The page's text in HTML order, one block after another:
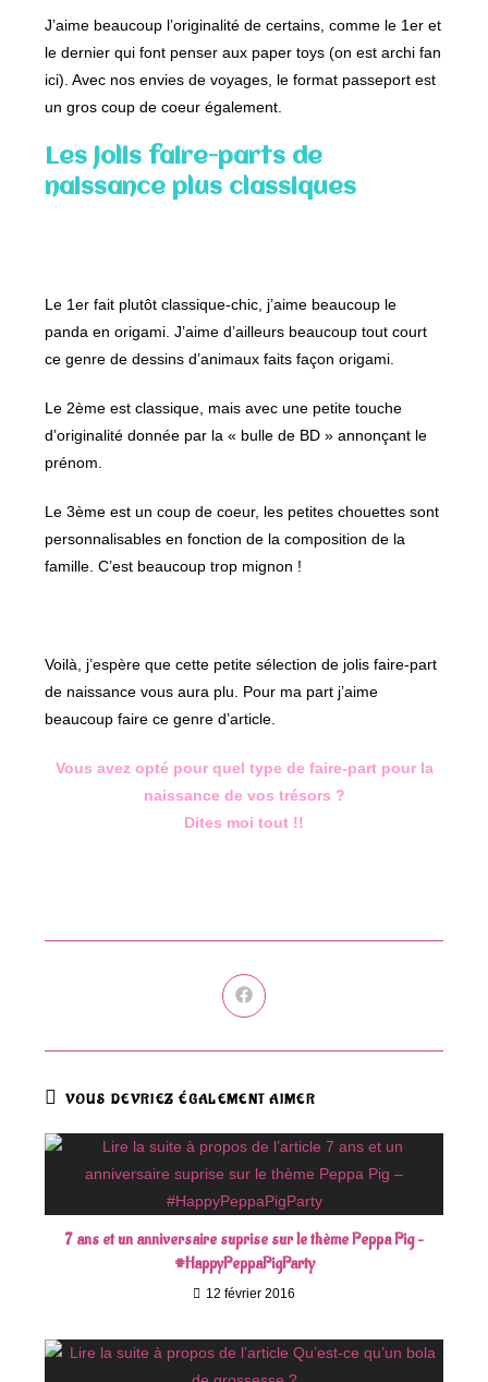
J’aime beaucoup l’originalité de certains, comme le 1er et
le dernier qui font penser aux paper toys (on est archi fan
ici). Avec nos envies de voyages, le format passeport est
un gros coup de coeur également.
Les jolis faire-parts de
naissance plus classiques
Le 1er fait plutôt classique-chic, j’aime beaucoup le
panda en origami. J’aime d’ailleurs beaucoup tout court
ce genre de dessins d’animaux faits façon origami.
Le 2ème est classique, mais avec une petite touche
d’originalité donnée par la « bulle de BD » annonçant le
prénom.
Le 3ème est un coup de coeur, les petites chouettes sont
personnalisables en fonction de la composition de la
famille. C’est beaucoup trop mignon !
Voilà, j’espère que cette petite sélection de jolis faire-part
de naissance vous aura plu. Pour ma part j’aime
beaucoup faire ce genre d’article.
Vous avez opté pour quel type de faire-part pour la
naissance de vos trésors ?
Dites moi tout !!
Ouvrir
dans
autre
VOUS DEVRIEZ ÉGALEMENT AIMER
7 ans et un anniversaire suprise sur le thème Peppa Pig –
#HappyPeppaPigParty
12 février 2016